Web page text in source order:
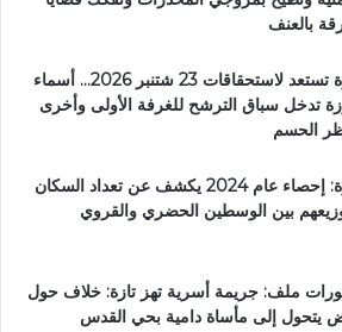
بالعنف
تازة تستعد لاستحقاقات 23 شتنبر 2026… أسماء
تدخل سباق الترشح للغرفة الأولى وأخرى
الحسم
تازة: إحصاء عام 2024 يكشف عن تعداد السكان
بين الوسطين الحضري والقروي
ملف: جريمة أسرية تهز تازة: خلاف حول
يتحول إلى مأساة دامية بحي القدس